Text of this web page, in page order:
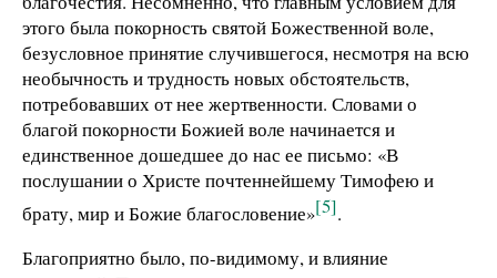
этого была покорность святой Божественной воле,
безусловное принятие случившегося, несмотря на всю
необычность и трудность новых обстоятельств,
потребовавших от нее жертвенности. Словами о
благой покорности Божией воле начинается и
единственное дошедшее до нас ее письмо: «В
послушании о Христе почтеннейшему Тимофею и
брату, мир и Божие благословение»[5].
Благоприятно было, по-видимому, и влияние